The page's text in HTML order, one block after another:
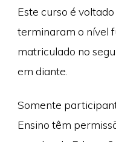
Este curso é
terminaram o nível
matriculado no
em diante.
Somente
Ensino têm